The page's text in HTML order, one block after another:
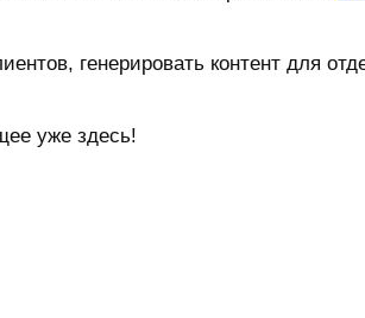
генерировать контент для
уже здесь!